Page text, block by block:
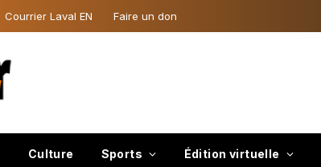
Courrier Laval EN Faire un don
Culture Sports Édition virtuelle